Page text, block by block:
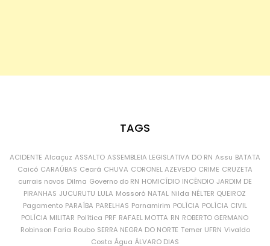
TAGS
ACIDENTE Alcaçuz ASSALTO ASSEMBLEIA LEGISLATIVA DO RN Assu BATATA
Caicó CARAÚBAS Ceará CHUVA CORONEL AZEVEDO CRIME CRUZETA
currais novos Dilma Governo do RN HOMICÍDIO INCÊNDIO JARDIM DE
PIRANHAS JUCURUTU LULA Mossoró NATAL Nilda NÉLTER QUEIROZ
Pagamento PARAÍBA PARELHAS Parnamirim POLÍCIA POLÍCIA CIVIL
POLÍCIA MILITAR Política PRF RAFAEL MOTTA RN ROBERTO GERMANO
Robinson Faria Roubo SERRA NEGRA DO NORTE Temer UFRN Vivaldo
Costa Água ÁLVARO DIAS